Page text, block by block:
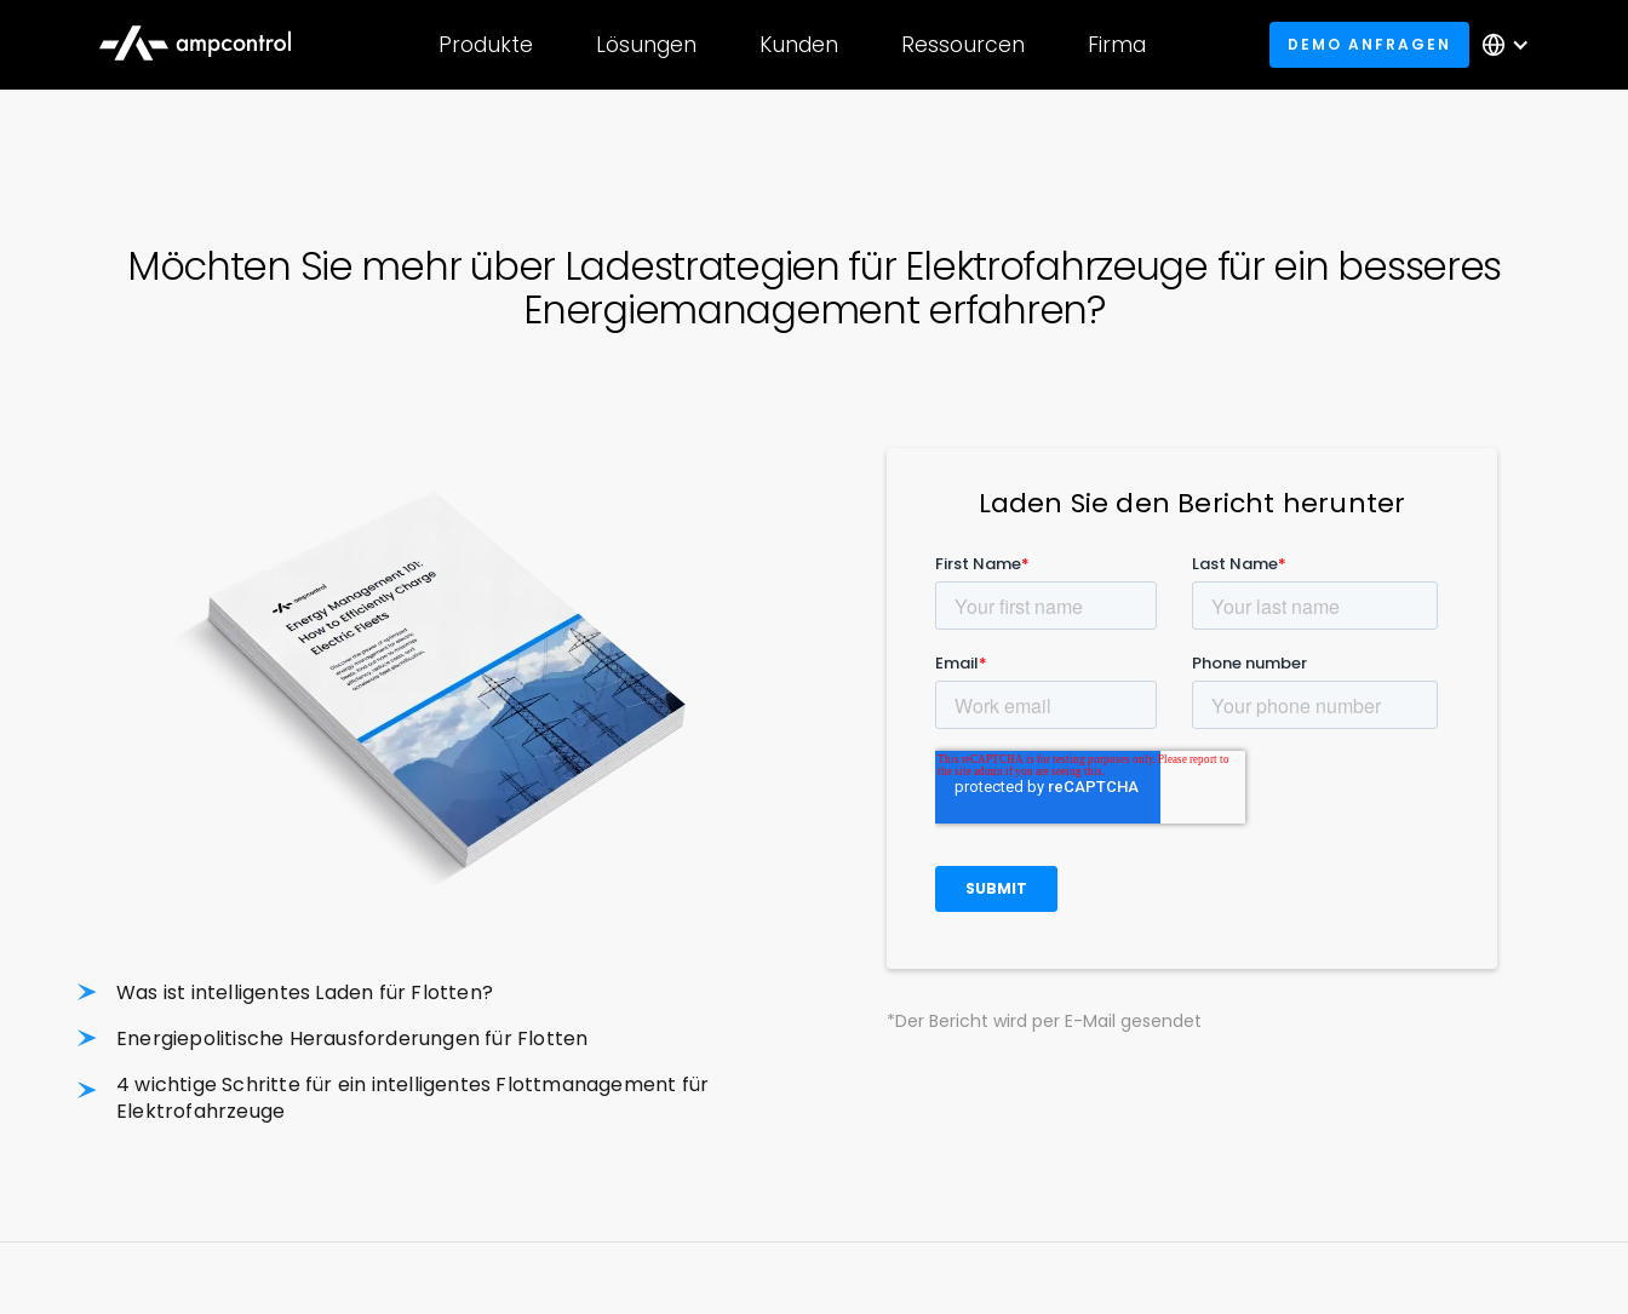
Produkte Lösungen Kunden Ressourcen Firma DEMO ANFRAGEN
Möchten Sie mehr über Ladestrategien für Elektrofahrzeuge für ein besseres
Energiemanagement erfahren?
Was ist intelligentes Laden für Flotten?
Energiepolitische Herausforderungen für Flotten
4 wichtige Schritte für ein intelligentes Flottmanagement für
Elektrofahrzeuge
Laden Sie den Bericht herunter
*Der Bericht wird per E-Mail gesendet